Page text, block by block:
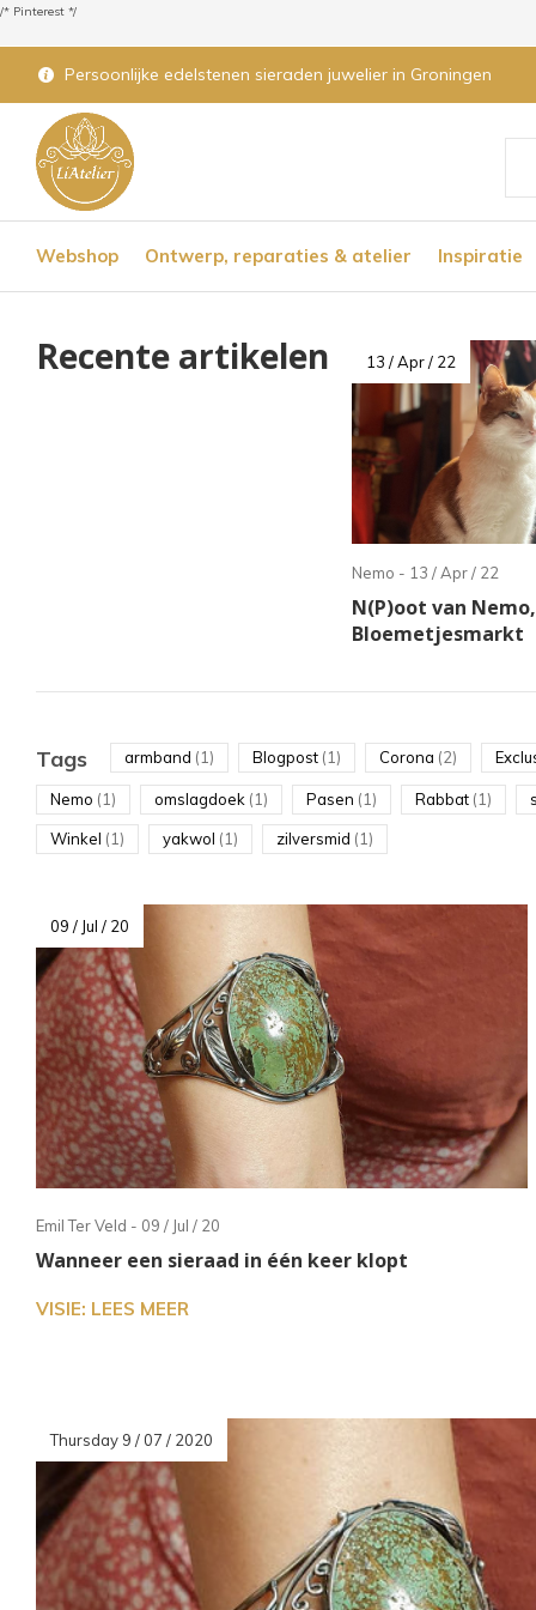
/* Pinterest */
Webshop Ontwerp, reparaties & atelier Inspiratie
Persoonlijke edelstenen sieraden juwelier in Groningen
de
en
om
een
het
te
u
Recente artikelen 13 / Apr / 22
Nemo - 13 / Apr / 22
N(P)oot van
Bloemetjesmarkt
Tags armband (1) Blogpost (1) Corona (2)
Nemo (1) omslagdoek (1) Pasen (1) Rabbat (1)
Winkel (1) yakwol (1) zilversmid (1)
09 / Jul / 20
Emil Ter Veld - 09 / Jul / 20
Wanneer een sieraad in één keer klopt
VISIE: LEES MEER
Thursday 9 / 07 / 2020